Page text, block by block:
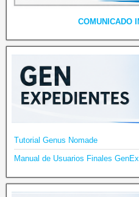
COMUNICADO
Tutorial Genus Nomade
Manual de Usuarios Finales